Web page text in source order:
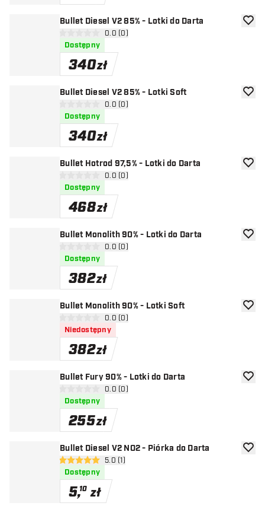
Bullet Diesel V2 85% - Lotki do Darta
otwórz panel recenzji
0 gwiazdki oceny0.0 (0)
Dostępny
340zł
Bullet Diesel V2 85% - Lotki Soft
otwórz panel recenzji
0 gwiazdki oceny0.0 (0)
Dostępny
340zł
Bullet Hotrod 97,5% - Lotki do Darta
otwórz panel recenzji
0 gwiazdki oceny0.0 (0)
Dostępny
468zł
Bullet Monolith 90% - Lotki do Darta
otwórz panel recenzji
0 gwiazdki oceny0.0 (0)
Dostępny
382zł
Bullet Monolith 90% - Lotki Soft
otwórz panel recenzji
0 gwiazdki oceny0.0 (0)
Niedostępny
382zł
Bullet Fury 90% - Lotki do Darta
otwórz panel recenzji
0 gwiazdki oceny0.0 (0)
Dostępny
255zł
Bullet Diesel V2 NO2 - Piórka do Darta
otwórz panel recenzji
5 gwiazdki oceny
5.0 (1)
Dostępny
5,10 zł